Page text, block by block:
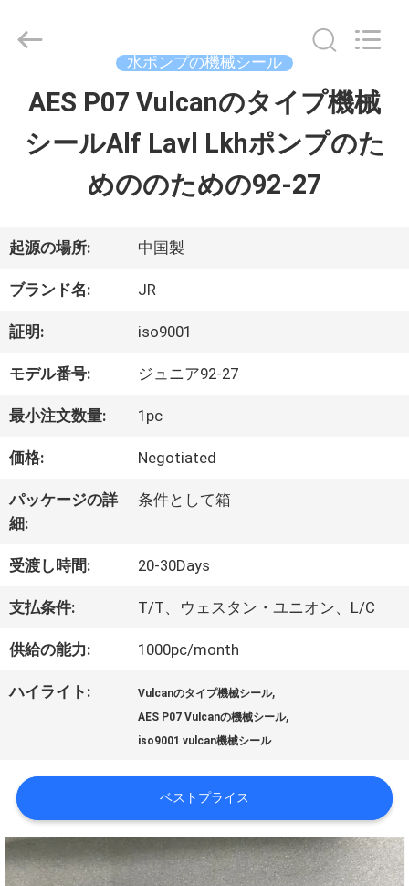
ダ
ク
ト
ビ
デ
オ
私
達
に
工
場
International
水ポンプの機械シール
AES P07 Vulcanのタイプ機械
シールAlf Lavl Lkhポンプのた
めののための92-27
起源の場所: 中国製
ブランド名: JR
証明: iso9001
モデル番号: ジュニア92-27
最小注文数量: 1pc
価格: Negotiated
パッケージの詳
細:
条件として箱
受渡し時間: 20-30Days
支払条件: T/T、ウェスタン・ユニオン、L/C
供給の能力: 1000pc/month
ハイライト: Vulcanのタイプ機械シール,
AES P07 Vulcanの機械シール,
iso9001 vulcan機械シール
ベストプライス